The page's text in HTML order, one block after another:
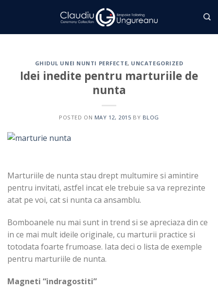
GHIDUL UNEI NUNTI PERFECTE, UNCATEGORIZED
Idei inedite pentru marturiile de
nunta
POSTED ON MAY 12, 2015 BY BLOG
Marturiile de nunta stau drept multumire si amintire
pentru invitati, astfel incat ele trebuie sa va reprezinte
atat pe voi, cat si nunta ca ansamblu.
Bomboanele nu mai sunt in trend si se apreciaza din ce
in ce mai mult ideile originale, cu marturii practice si
totodata foarte frumoase. Iata deci o lista de exemple
pentru marturiile de nunta.
Magneti “indragostiti”